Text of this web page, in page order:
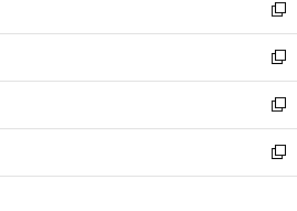
く
で
開
く
ド
ウ
で
開
く
ィ
ン
ド
ウ
で
開
く
い
ウ
ィ
ン
ド
ウ
で
開
新
し
い
ウ
ィ
ン
ド
ウ
新
し
い
ウ
ィ
ン
新
し
い
ウ
新
し